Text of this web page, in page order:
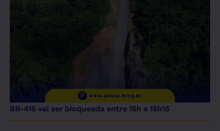
BR-415 vai ser bloqueada entre 15h e 15h15